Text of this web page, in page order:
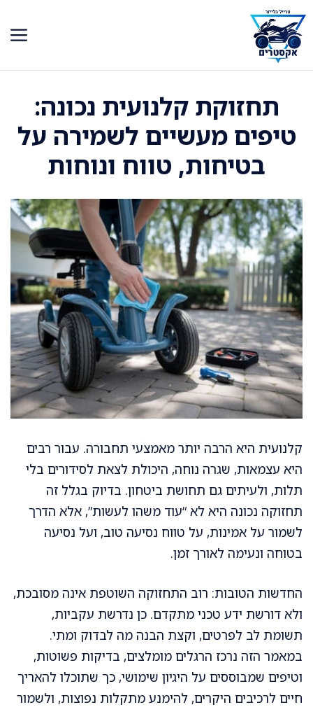
לדלג
לתוכן
תחזוקת קלנועית נכונה:
טיפים מעשיים לשמירה על
בטיחות, טווח ונוחות
קלנועית היא הרבה יותר מאמצעי תחבורה. עבור רבים
היא עצמאות, שגרה נוחה, היכולת לצאת לסידורים בלי
תלות, ולעיתים גם תחושת ביטחון. בדיוק בגלל זה
תחזוקה נכונה היא לא “עוד משהו לעשות”, אלא הדרך
לשמור על אמינות, על טווח נסיעה טוב, ועל נסיעה
בטוחה ונעימה לאורך זמן.
החדשות הטובות: רוב התחזוקה השוטפת אינה מסובכת,
ולא דורשת ידע טכני מתקדם. כן נדרשת עקביות,
תשומת לב לפרטים, וקצת הבנה מה לבדוק ומתי.
במאמר הזה נרכז הרגלים מומלצים, בדיקות פשוטות,
וטיפים שמבוססים על היגיון שימושי, כך שתוכלו להאריך
חיים לרכיבים היקרים, להימנע מתקלות נפוצות, ולשמור